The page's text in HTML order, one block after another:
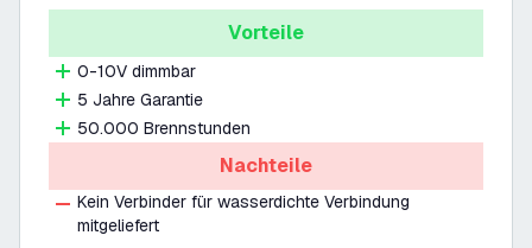
Vorteile
0-10V dimmbar
5 Jahre Garantie
50.000 Brennstunden
Nachteile
Kein Verbinder für wasserdichte Verbindung
mitgeliefert